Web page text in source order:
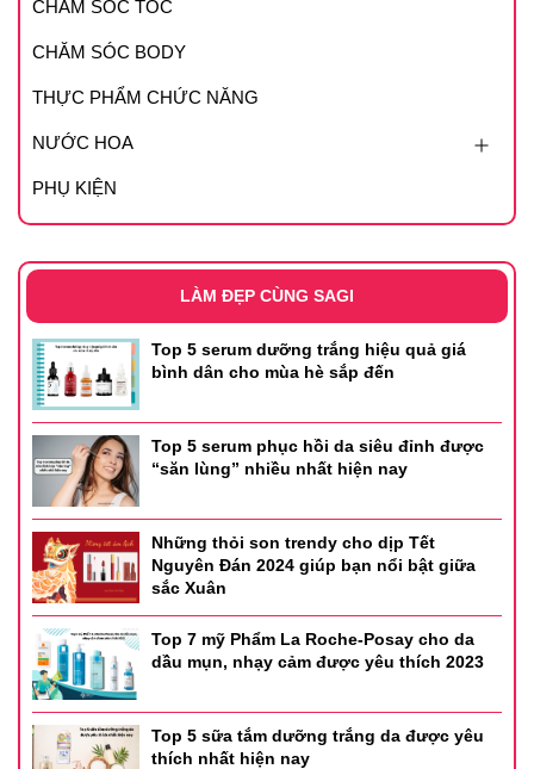
CHĂM SÓC TÓC
CHĂM SÓC BODY
THỰC PHẨM CHỨC NĂNG
NƯỚC HOA
PHỤ KIỆN
LÀM ĐẸP CÙNG SAGI
Top 5 serum dưỡng trắng hiệu quả giá
bình dân cho mùa hè sắp đến
Top 5 serum phục hồi da siêu đỉnh được
“săn lùng” nhiều nhất hiện nay
Những thỏi son trendy cho dịp Tết
Nguyên Đán 2024 giúp bạn nổi bật giữa
sắc Xuân
Top 7 mỹ Phẩm La Roche-Posay cho da
dầu mụn, nhạy cảm được yêu thích 2023
Top 5 sữa tắm dưỡng trắng da được yêu
thích nhất hiện nay